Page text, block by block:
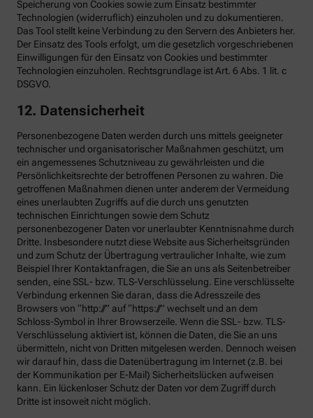
Speicherung von Cookies sowie zum Einsatz bestimmter
Technologien (widerruflich) einzuholen und zu dokumentieren.
Das Tool stellt keine Verbindung zu den Servern des Anbieters her.
Der Einsatz des Tools erfolgt, um die gesetzlich vorgeschriebenen
Einwilligungen für den Einsatz von Cookies und bestimmter
Technologien einzuholen. Rechtsgrundlage ist Art. 6 Abs. 1 lit. c
DSGVO.
12. Datensicherheit
Personenbezogene Daten werden durch uns mittels geeigneter
technischer und organisatorischer Maßnahmen geschützt, um
ein angemessenes Schutzniveau zu gewährleisten und die
Persönlichkeitsrechte der betroffenen Personen zu wahren. Die
getroffenen Maßnahmen dienen unter anderem der Vermeidung
eines unerlaubten Zugriffs auf die durch uns genutzten
technischen Einrichtungen sowie dem Schutz
personenbezogener Daten vor unerlaubter Kenntnisnahme durch
Dritte. Insbesondere nutzt diese Website aus Sicherheitsgründen
und zum Schutz der Übertragung vertraulicher Inhalte, wie zum
Beispiel Ihrer Kontaktanfragen, die Sie an uns als Seitenbetreiber
senden, eine SSL- bzw. TLS-Verschlüsselung. Eine verschlüsselte
Verbindung erkennen Sie daran, dass die Adresszeile des
Browsers von “http://” auf “https://” wechselt und an dem
Schloss-Symbol in Ihrer Browserzeile. Wenn die SSL- bzw. TLS-
Verschlüsselung aktiviert ist, können die Daten, die Sie an uns
übermitteln, nicht von Dritten mitgelesen werden. Dennoch weisen
wir darauf hin, dass die Datenübertragung im Internet (z.B. bei
der Kommunikation per E-Mail) Sicherheitslücken aufweisen
kann. Ein lückenloser Schutz der Daten vor dem Zugriff durch
Dritte ist insoweit nicht möglich.